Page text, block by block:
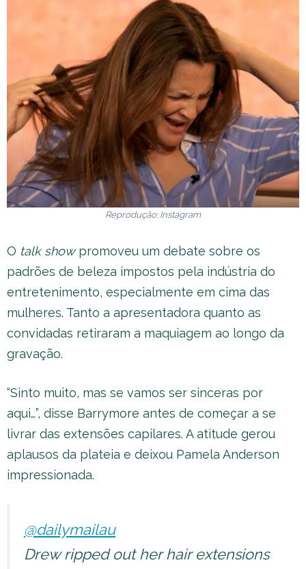
Reprodução: Instagram
O talk showpromoveu um debate sobre os
padrões de beleza impostos pela indústria do
entretenimento, especialmente em cima das
mulheres. Tanto a apresentadora quanto as
convidadas retiraram a maquiagem ao longo da
gravação.
“Sinto muito, mas se vamos ser sinceras por
aqui…”, disse Barrymore antes de começar a se
livrar das extensões capilares. A atitude gerou
aplausos da plateia e deixou Pamela Anderson
impressionada.
@dailymailau
Drew ripped out her hair extensions